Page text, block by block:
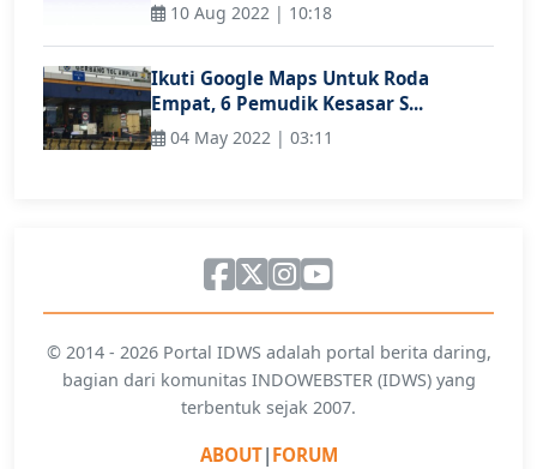
10 Aug 2022 | 10:18
Ikuti Google Maps Untuk Roda
Empat, 6 Pemudik Kesasar S...
04 May 2022 | 03:11
© 2014 - 2026 Portal IDWS adalah portal berita daring,
bagian dari komunitas INDOWEBSTER (IDWS) yang
terbentuk sejak 2007.
ABOUT| FORUM